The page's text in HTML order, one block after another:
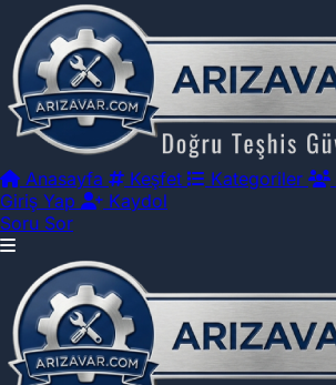
Anasayfa Keşfet Kategoriler
Giriş Yap
Kaydol
Soru Sor